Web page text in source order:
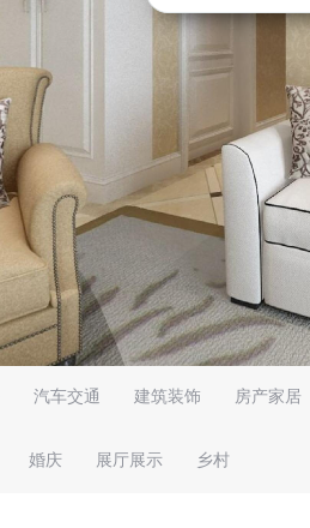
汽车交通 建筑装饰 房产家居
婚庆 展厅展示 乡村